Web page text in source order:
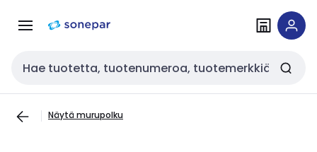
navigointiinsisältöön
Haku
Näytä murupolku